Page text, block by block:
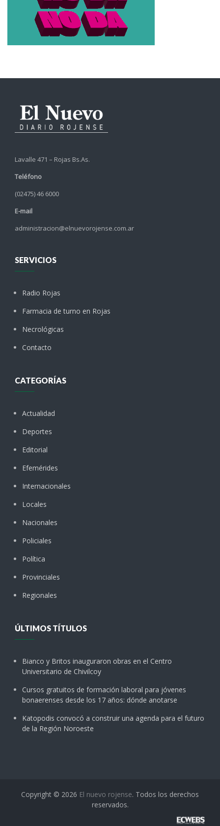
Lavalle 471 – Rojas Bs.As.
Teléfono
(02475) 46 6000
E-mail
administracion@elnuevorojense.com.ar
SERVICIOS
Radio Rojas
Farmacia de turno en Rojas
Necrológicas
Contacto
CATEGORÍAS
Actualidad
Deportes
Editorial
Efemérides
Internacionales
Locales
Nacionales
Policiales
Política
Provinciales
Regionales
ÚLTIMOS TÍTULOS
Bianco y Britos inauguraron obras en el Centro
Universitario de Chivilcoy
Cursos gratuitos de formación laboral para jóvenes
bonaerenses desde los 17 años: dónde anotarse
Katopodis convocó a construir una agenda para el futuro
de la Región Noroeste
Copyright © 2026 El nuevo rojense. Todos los derechos
reservados.